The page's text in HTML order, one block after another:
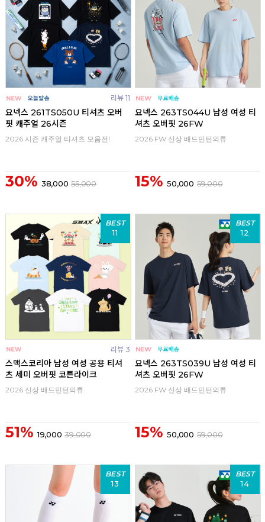
리뷰 11
요넥스 261TS050U 티셔츠 오버
핏 캐주얼 26시즌
2026 시즌 캐주얼 티셔츠 모음전!
30% 38,000 55,000
요넥스 263TS044U 남성 여성 티
셔츠 오버핏 26FW
2026 FW 신상 배드민턴의류
15% 50,000 59,000
BEST
11
리뷰 3
스맥스코리아 남성 여성 공용 티셔
츠 세미 오버핏 코튼라이크
2026 신상 배드민턴의류
51% 19,000 39,000
BEST
12
요넥스 263TS039U 남성 여성 티
셔츠 오버핏 26FW
2026 FW 신상 배드민턴의류
15% 50,000 59,000
BEST
13
BEST
14